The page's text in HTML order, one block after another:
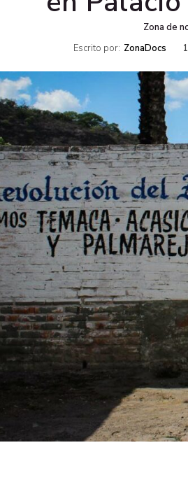
Zona de
Escrito por: ZonaDocs